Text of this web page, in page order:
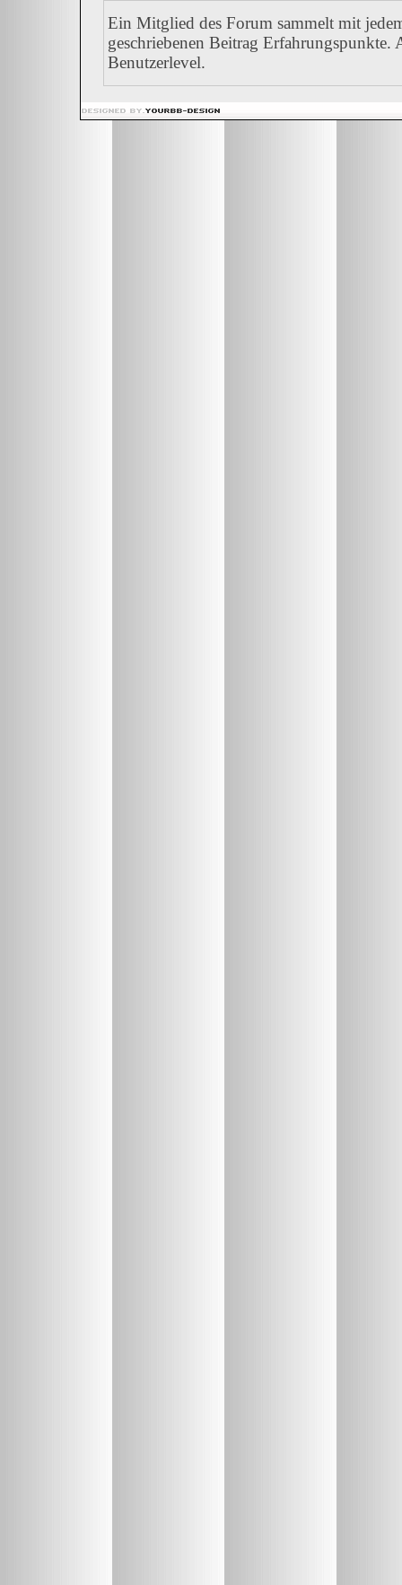
Ein Mitglied des Forum sammelt mit
geschriebenen Beitrag Erfahrungspunkte.
Benutzerlevel.